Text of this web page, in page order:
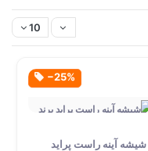
10
‎−25%
شیشه آینه راست پراید